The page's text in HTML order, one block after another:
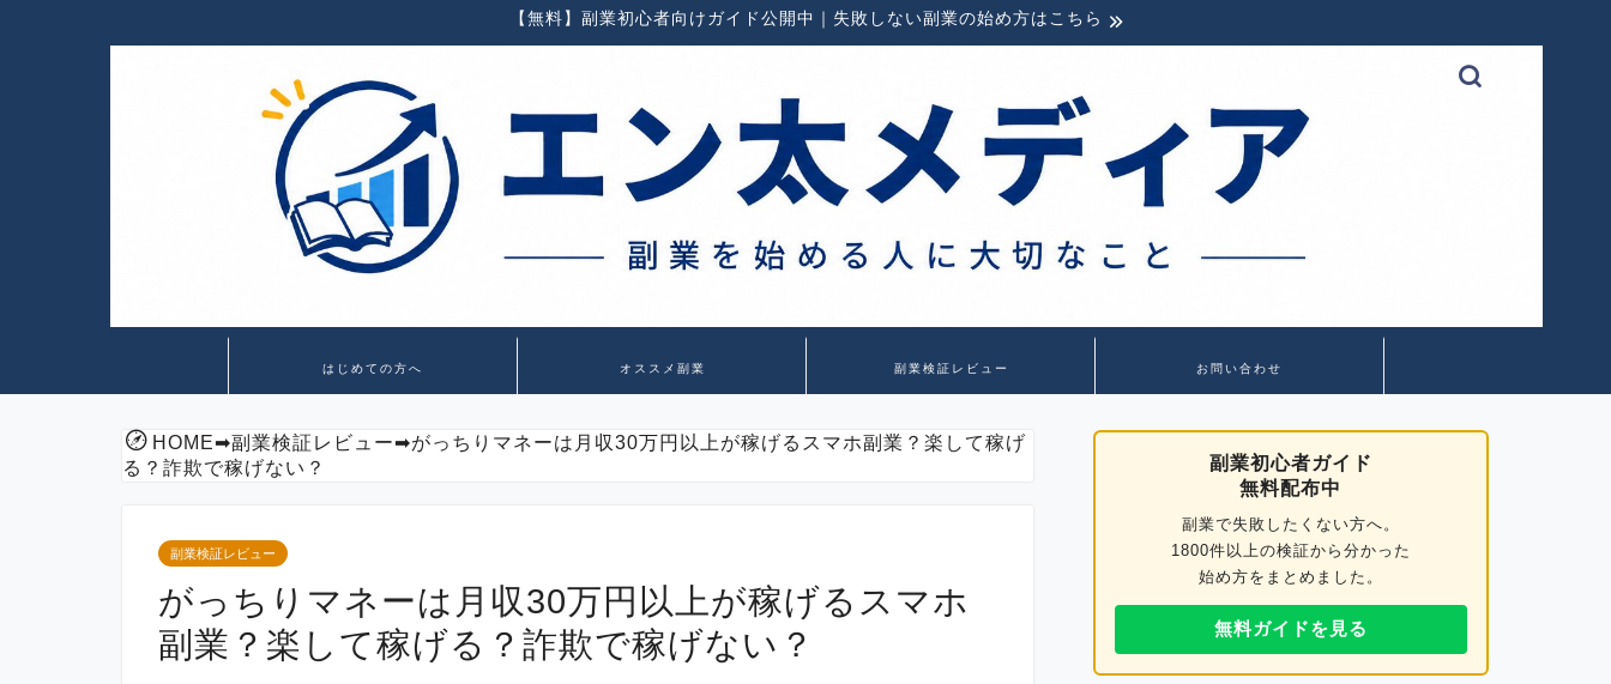
【無料】副業初心者向けガイド公開中｜失敗しない副業の始め方はこちら
はじめての方へ オススメ副業 副業検証レビュー お問い合わせ
HOME➡副業検証レビュー➡がっちりマネーは月収30万円以上が稼げるスマホ副業？楽して稼げ
る？詐欺で稼げない？
副業検証レビュー
がっちりマネーは月収30万円以上が稼げるスマホ
副業？楽して稼げる？詐欺で稼げない？
副業初心者ガイド
無料配布中
副業で失敗したくない方へ。
1800件以上の検証から分かった
始め方をまとめました。
無料ガイドを見る